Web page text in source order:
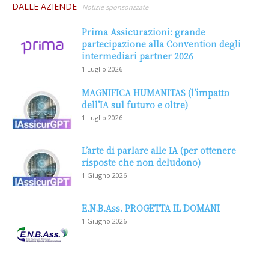
DALLE AZIENDE Notizie sponsorizzate
Prima Assicurazioni: grande
partecipazione alla Convention degli
intermediari partner 2026
1 Luglio 2026
MAGNIFICA HUMANITAS (l’impatto
dell’IA sul futuro e oltre)
1 Luglio 2026
L’arte di parlare alle IA (per ottenere
risposte che non deludono)
1 Giugno 2026
E.N.B.Ass. PROGETTA IL DOMANI
1 Giugno 2026